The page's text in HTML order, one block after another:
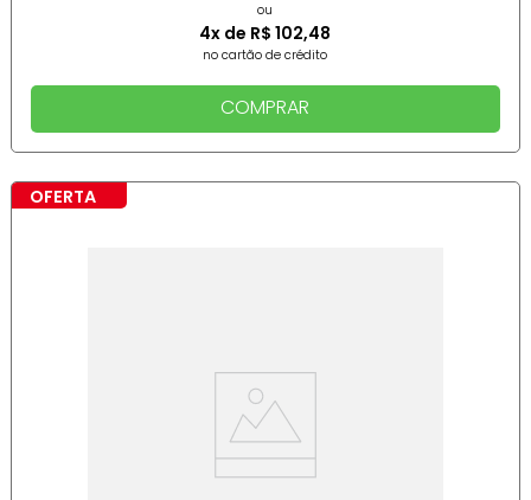
ou
4x de R$ 102,48
no cartão de crédito
COMPRAR
OFERTA